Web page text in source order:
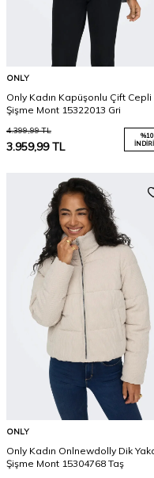
ONLY
Only Kadın Kapüşonlu Çift Cepli
Şişme Mont 15322013 Gri
4.399,99TL
3.959,99TL
%10
ONLY
Only Kadın Onlnewdolly Dik
Şişme Mont 15304768 Taş